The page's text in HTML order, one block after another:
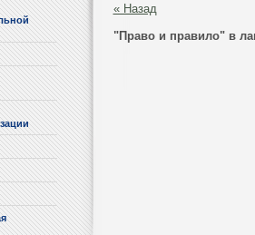
« Назад
"Право и правило" в